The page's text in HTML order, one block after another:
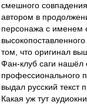
смешного
автором в
персонажа с именем
том, что оригинал
Фан-клуб саги нашёл
профессионального
выдал русский текст
Какая уж тут